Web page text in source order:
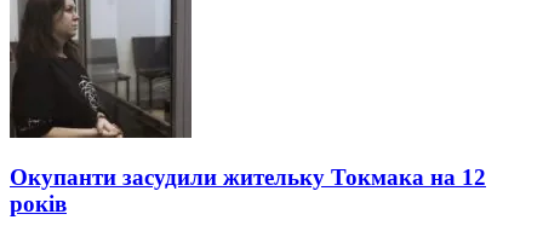
Окупанти засудили жительку Токмака на 12
років